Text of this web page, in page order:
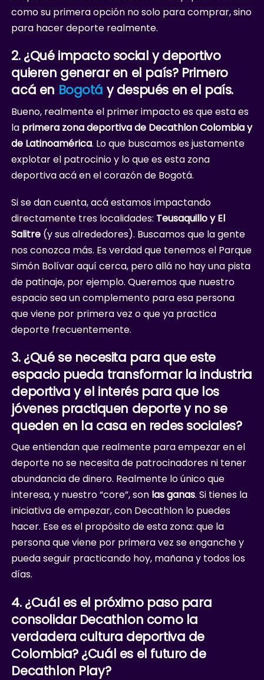
como su primera opción no solo para comprar, sino
para hacer deporte realmente.
2. ¿Qué impacto social y deportivo
quieren generar en el país? Primero
acá en Bogotá y después en el país.
Bueno, realmente el primer impacto es que esta es
la primera zona deportiva de Decathlon Colombia y
de Latinoamérica. Lo que buscamos es justamente
explotar el patrocinio y lo que es esta zona
deportiva acá en el corazón de Bogotá.
Si se dan cuenta, acá estamos impactando
directamente tres localidades: Teusaquillo y El
Salitre (y sus alrededores). Buscamos que la gente
nos conozca más. Es verdad que tenemos el Parque
Simón Bolívar aquí cerca, pero allá no hay una pista
de patinaje, por ejemplo. Queremos que nuestro
espacio sea un complemento para esa persona
que viene por primera vez o que ya practica
deporte frecuentemente.
3. ¿Qué se necesita para que este
espacio pueda transformar la industria
deportiva y el interés para que los
jóvenes practiquen deporte y no se
queden en la casa en redes sociales?
Que entiendan que realmente para empezar en el
deporte no se necesita de patrocinadores ni tener
abundancia de dinero. Realmente lo único que
interesa, y nuestro “core”, son las ganas. Si tienes la
iniciativa de empezar, con Decathlon lo puedes
hacer. Ese es el propósito de esta zona: que la
persona que viene por primera vez se enganche y
pueda seguir practicando hoy, mañana y todos los
días.
4. ¿Cuál es el próximo paso para
consolidar Decathlon como la
verdadera cultura deportiva de
Colombia? ¿Cuál es el futuro de
Decathlon Play?